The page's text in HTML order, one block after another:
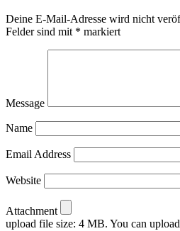
Deine E-Mail-Adresse wird nicht
Felder sind mit * markiert
Message
Name
Email Address
Website
Attachment
upload file size: 4 MB. You can